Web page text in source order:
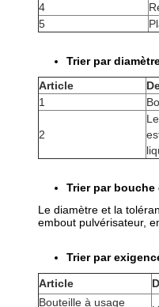
4
5
Trier par
Article
1
2
Trier par
Le diamètre et la
embout pulvérisateur,
Trier par
Article
Bouteille à usage